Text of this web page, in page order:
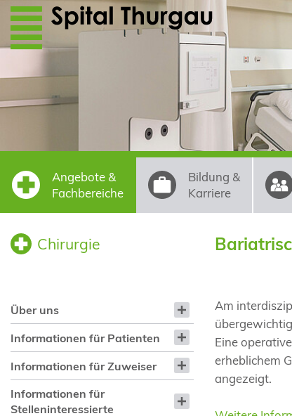
Direkt zum Inhalt
Angebote &
Fachbereiche
Bildung &
Karriere
Chirurgie
Über uns
Informationen für Patienten
Informationen für Zuweiser
Informationen für
Stelleninteressierte
Am
Eine
erheblichem
angezeigt.